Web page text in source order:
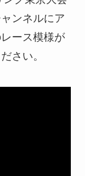
ンネルにア
ース模様が
さい。